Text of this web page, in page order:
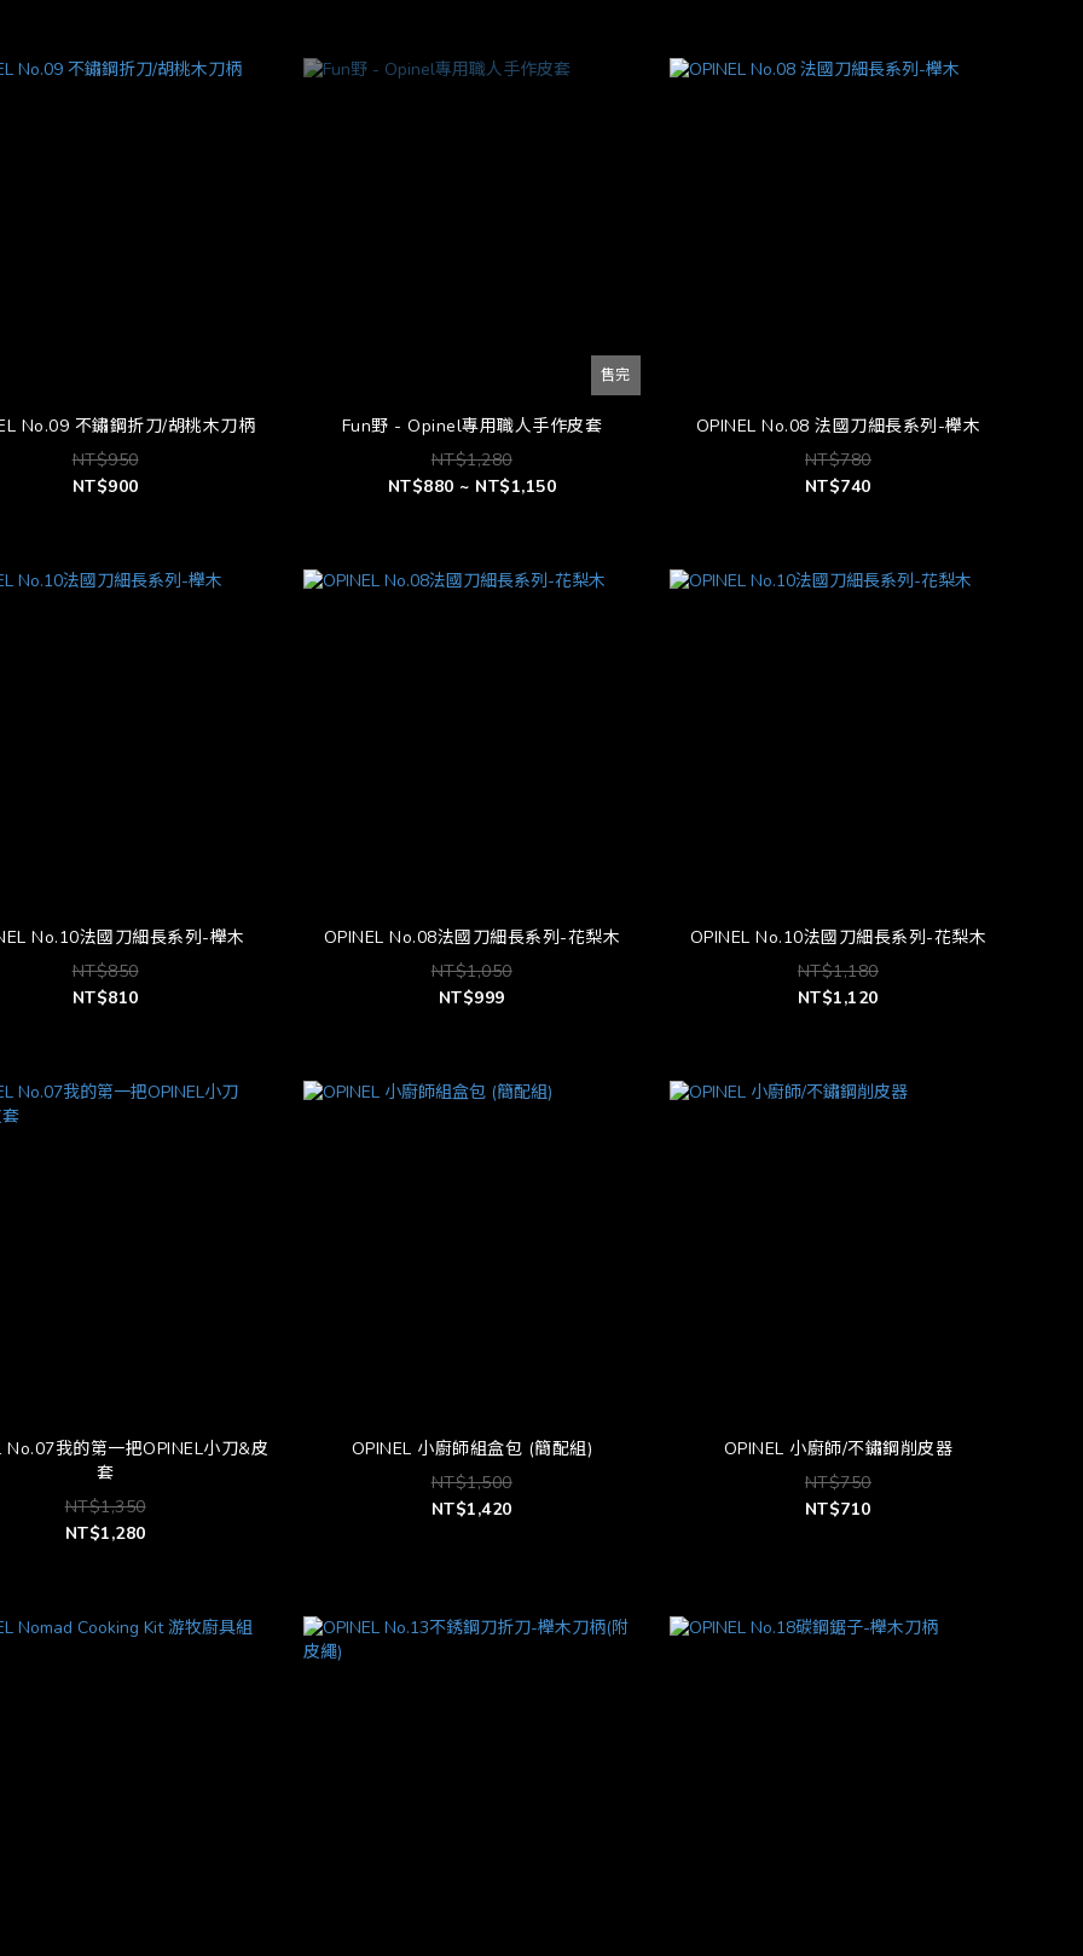
No.09 不鏽鋼折刀/胡桃木刀柄
NT$950
NT$900
售完
Fun野 - Opinel專用職人手作皮套
NT$1,280
NT$880 ~ NT$1,150
OPINEL No.08 法國刀細長系列-櫸木
NT$780
NT$740
OPINEL No.10法國刀細長系列-櫸木
NT$850
NT$810
OPINEL No.08法國刀細長系列-花梨木
NT$1,050
NT$999
OPINEL No.10法國刀細長系列-花梨木
NT$1,180
NT$1,120
No.07我的第一把OPINEL小刀&皮
套
NT$1,350
NT$1,280
OPINEL 小廚師組盒包 (簡配組)
NT$1,500
NT$1,420
OPINEL 小廚師/不鏽鋼削皮器
NT$750
NT$710